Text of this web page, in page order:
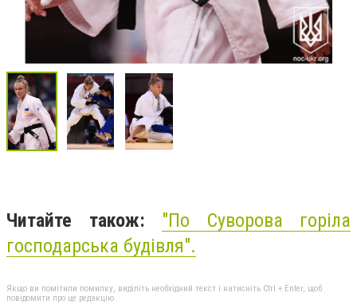
Читайте також: "По Суворова горіла
господарська будівля".
Якщо ви помітили помилку, виділіть необхідний текст і натисніть Ctrl + Enter, щоб
повідомити про це редакцію